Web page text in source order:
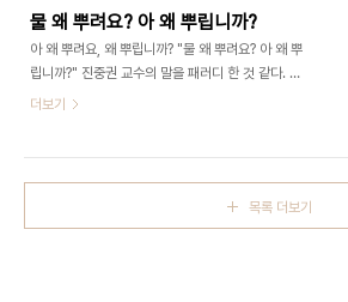
른 기자들처럼 '시위대를 향한 카메라'가 아니라 '앞
을 보는 카메라'가 되자고 마음먹었다. 그리고, 열심
히 시위하는 시위대로서 카메라를 조금 자제하자고
마음먹었다. 물론, 내 카메라는 아주 작은 구형 디카
라서 밤만 되면 거의 찍히지 않는다. 후레쉬를 터트려
내 사진 실력을 변명하면서.. ^^) 어쨌든, 후텁지근한
물 왜 뿌려요? 아 왜 뿌립니까?
아 왜 뿌려요, 왜 뿌립니까? "물 왜 뿌려요? 아 왜 뿌
립니까?" 진중권 교수의 말을 패러디 한 것 같다. 톡
톡 튀는 이런 문구는 좋지만, 너무 원색적인 욕은 눈
하자. 우리의 적은, "폭력 쓰는 시위대"이다. 정부에
더보기
목록 더보기